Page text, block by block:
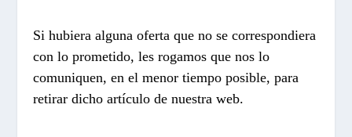
Si hubiera alguna oferta que no se correspondiera
con lo prometido, les rogamos que nos lo
comuniquen, en el menor tiempo posible, para
retirar dicho artículo de nuestra web.